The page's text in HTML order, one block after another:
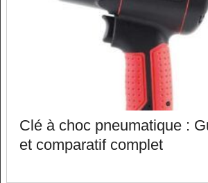
Clé à choc pneumatique :
et comparatif complet